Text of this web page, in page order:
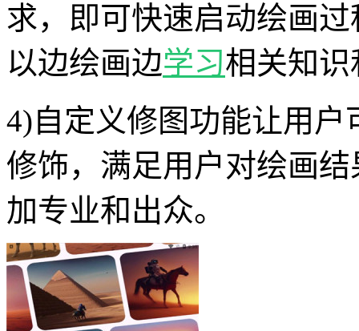
求，即可快速启动绘画
以边绘画边学习相关知
4)自定义修图功能让用
修饰，满足用户对绘画
加专业和出众。